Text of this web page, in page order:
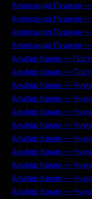
Александр Пушкин —
Александр Пушкин —
Александр Пушкин —
Александр Пушкин —
Альбер Камю —
Альбер Камю —
Альбер Камю — Чума
Альбер Камю — Чума
Альбер Камю — Чума
Альбер Камю — Чума
Альбер Камю — Чума
Альбер Камю — Чума
Альбер Камю — Чума
Альбер Камю — Чума
Альбер Камю — Чума